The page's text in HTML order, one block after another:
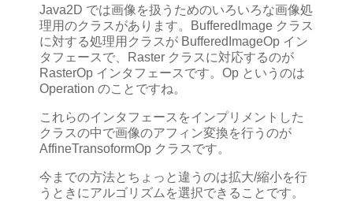
Java2D では画像を扱うためのいろいろな画像処
理用のクラスがあります。BufferedImage クラス
に対する処理用クラスが BufferedImageOp イン
タフェースで、Raster クラスに対応するのが
RasterOp インタフェースです。Op というのは
Operation のことですね。
これらのインタフェースをインプリメントした
クラスの中で画像のアフィン変換を行うのが
AffineTransoformOp クラスです。
今までの方法とちょっと違うのは拡大/縮小を行
うときにアルゴリズムを選択できることです。